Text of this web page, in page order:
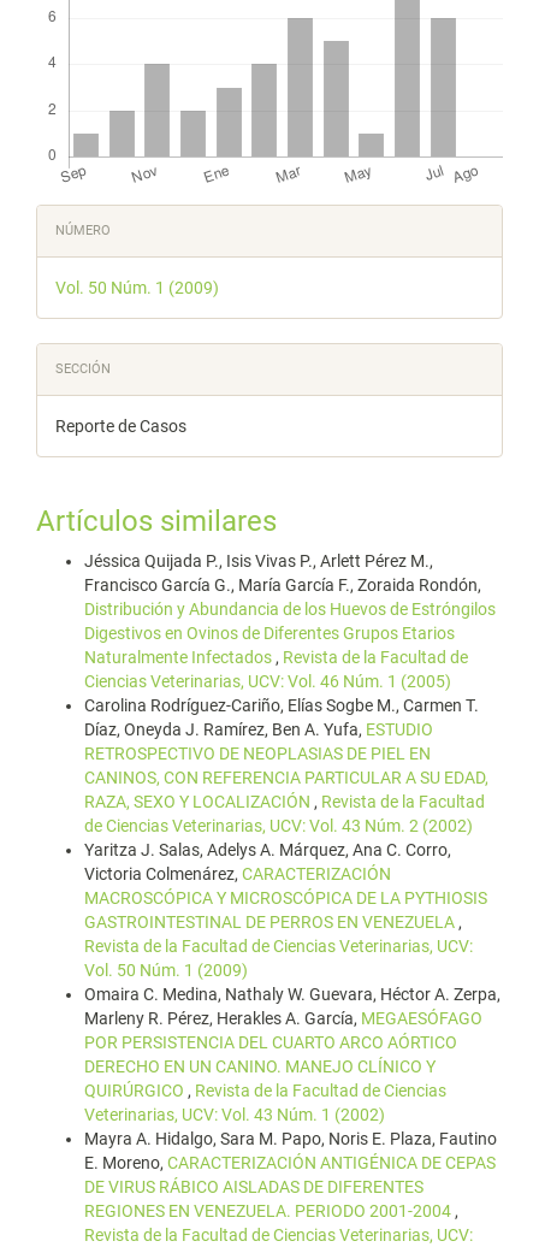
Detalles
del
artículo
NÚMERO
Vol. 50 Núm. 1 (2009)
SECCIÓN
Reporte de Casos
Artículos similares
Jéssica Quijada P., Isis Vivas P., Arlett Pérez M.,
Francisco García G., María García F., Zoraida Rondón,
Distribución y Abundancia de los Huevos de Estróngilos
Digestivos en Ovinos de Diferentes Grupos Etarios
Naturalmente Infectados , Revista de la Facultad de
Ciencias Veterinarias, UCV: Vol. 46 Núm. 1 (2005)
Carolina Rodríguez-Cariño, Elías Sogbe M., Carmen T.
Díaz, Oneyda J. Ramírez, Ben A. Yufa, ESTUDIO
RETROSPECTIVO DE NEOPLASIAS DE PIEL EN
CANINOS, CON REFERENCIA PARTICULAR A SU EDAD,
RAZA, SEXO Y LOCALIZACIÓN , Revista de la Facultad
de Ciencias Veterinarias, UCV: Vol. 43 Núm. 2 (2002)
Yaritza J. Salas, Adelys A. Márquez, Ana C. Corro,
Victoria Colmenárez, CARACTERIZACIÓN
MACROSCÓPICA Y MICROSCÓPICA DE LA PYTHIOSIS
GASTROINTESTINAL DE PERROS EN VENEZUELA ,
Revista de la Facultad de Ciencias Veterinarias, UCV:
Vol. 50 Núm. 1 (2009)
Omaira C. Medina, Nathaly W. Guevara, Héctor A. Zerpa,
Marleny R. Pérez, Herakles A. García, MEGAESÓFAGO
POR PERSISTENCIA DEL CUARTO ARCO AÓRTICO
DERECHO EN UN CANINO. MANEJO CLÍNICO Y
QUIRÚRGICO , Revista de la Facultad de Ciencias
Veterinarias, UCV: Vol. 43 Núm. 1 (2002)
Mayra A. Hidalgo, Sara M. Papo, Noris E. Plaza, Fautino
E. Moreno, CARACTERIZACIÓN ANTIGÉNICA DE CEPAS
DE VIRUS RÁBICO AISLADAS DE DIFERENTES
REGIONES EN VENEZUELA. PERIODO 2001-2004 ,
Revista de la Facultad de Ciencias Veterinarias, UCV: